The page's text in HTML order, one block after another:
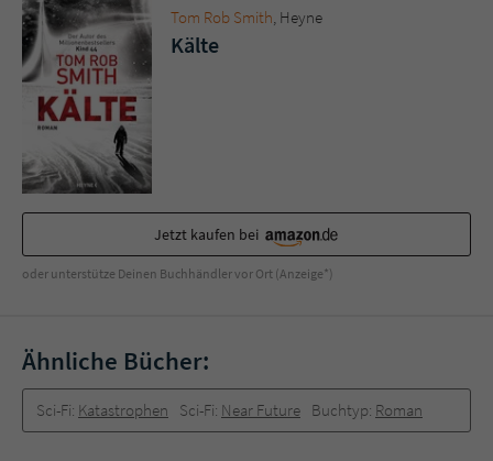
Tom Rob Smith, Heyne
Kälte
Jetzt kaufen bei
oder unterstütze Deinen Buchhändler vor Ort (Anzeige*)
Ähnliche Bücher:
Sci-Fi: Katastrophen Sci-Fi: Near Future Buchtyp: Roman
Zweck
Benutzer. Es wird benötigt um z. B. den
Sicherheitscode des Kontaktformulars zu